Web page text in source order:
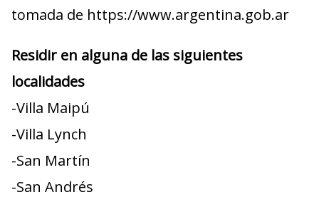
tomada de https://www.argentina.gob.ar
Residir en alguna de las siguientes
localidades
-Villa Maipú
-Villa Lynch
-San Martín
-San Andrés